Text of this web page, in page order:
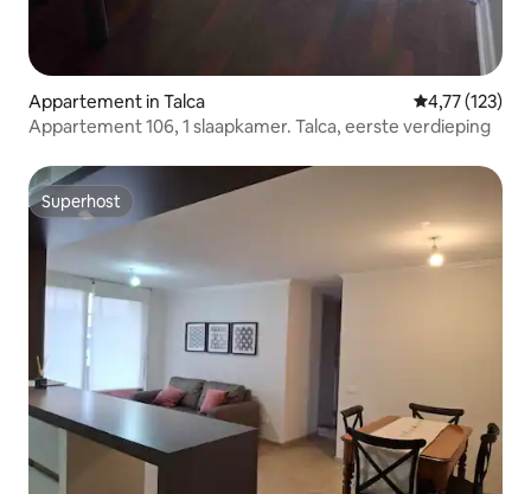
Appartement in Talca Gemiddelde
4,77 (123)
Appartement 106, 1 slaapkamer. Talca, eerste verdieping
Superhost
Superhost